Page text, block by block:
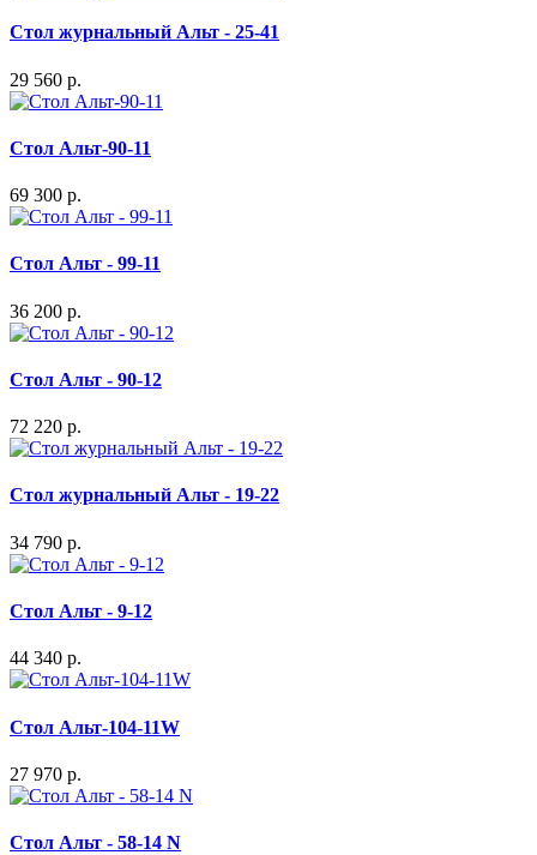
Стол журнальный Альт - 25-41
29 560 р.
Стол Альт-90-11
69 300 р.
Стол Альт - 99-11
36 200 р.
Стол Альт - 90-12
72 220 р.
Стол журнальный Альт - 19-22
34 790 р.
Стол Альт - 9-12
44 340 р.
Стол Альт-104-11W
27 970 р.
Стол Альт - 58-14 N